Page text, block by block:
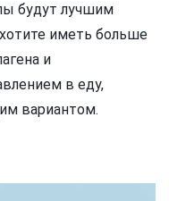
будут лучшим
иметь больше
и
в еду,
вариантом.